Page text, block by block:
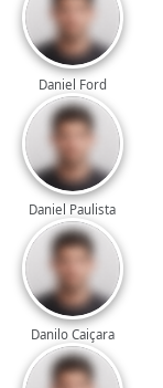
Daniel Ford
Daniel Paulista
Danilo Caiçara